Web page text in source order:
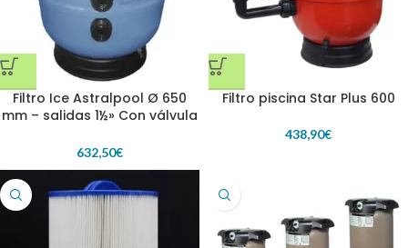
Filtro Ice Astralpool Ø 650
mm – salidas 1½» Con válvula
632,50€
Filtro piscina Star Plus 600
438,90€